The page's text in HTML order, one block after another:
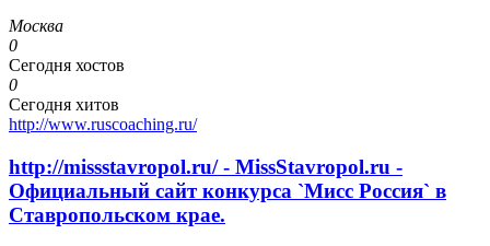
Москва
0
Сегодня хостов
0
Сегодня хитов
http://www.ruscoaching.ru/
http://missstavropol.ru/ - MissStavropol.ru -
Официальный сайт конкурса `Мисс Россия` в
Ставропольском крае.